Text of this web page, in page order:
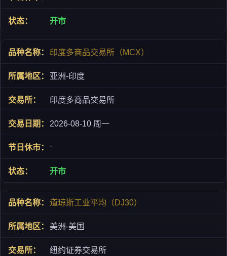
开市
印度多商品交易所（MCX）
亚洲-印度
印度多商品交易所
2026-08-10 周一
-
开市
道琼斯工业平均（DJ30）
美洲-美国
纽约证券交易所